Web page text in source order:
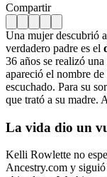
Compartir
Una mujer descubrió
verdadero padre es el
36 años se realizó
apareció el nombre
escuchado. Para su
que trató a su madre.
La vida dio un
Kelli Rowlette no
Ancestry.com y